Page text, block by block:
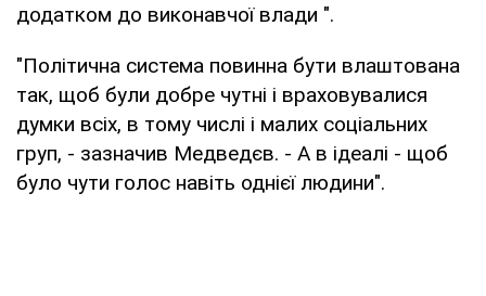
додатком до виконавчої влади ".
"Політична система повинна бути влаштована
так, щоб були добре чутні і враховувалися
думки всіх, в тому числі і малих соціальних
груп, - зазначив Медведєв. - А в ідеалі - щоб
було чути голос навіть однієї людини".